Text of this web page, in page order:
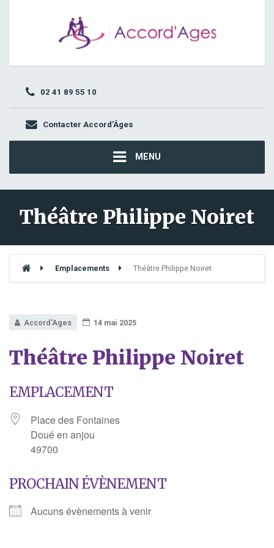
02 41 89 55 10
Contacter Accord'Âges
MENU
Théâtre Philippe Noiret
Emplacements Théâtre Philippe Noiret
Accord'Ages 14 mai 2025
Théâtre Philippe Noiret
EMPLACEMENT
Place des Fontaines
Doué en anjou
49700
PROCHAIN ÉVÈNEMENT
Aucuns évènements à venir